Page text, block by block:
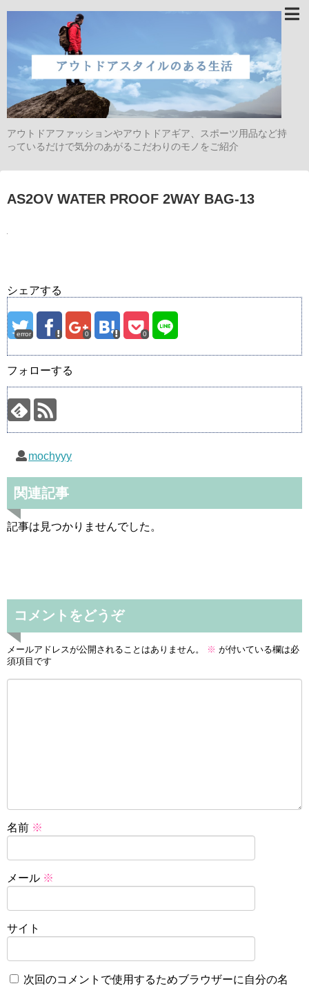
アウトドアファッションやアウトドアギア、スポーツ用品など持
っているだけで気分のあがるこだわりのモノをご紹介
AS2OV WATER PROOF 2WAY BAG-13
シェアする
error 0 0
フォローする
mochyyy
関連記事
記事は見つかりませんでした。
コメントをどうぞ
メールアドレスが公開されることはありません。 ※ が付いている欄は必
須項目です
名前 ※
メール ※
サイト
次回のコメントで使用するためブラウザーに自分の名